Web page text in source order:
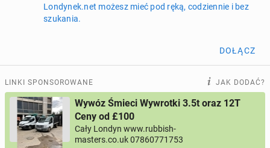
Oferta i cennik ogłoszeń
ogłoszenia online
PROFILE KANDYDATÓW 304 profile online
USŁUGI 166
Londynek.net możesz mieć pod ręką, codziennie i bez
szukania.
DOŁĄCZ
LINKI SPONSOROWANE JAK DODAĆ?
Wywóz Śmieci Wywrotki 3.5t oraz 12T
Ceny od £100
Cały Londyn www.rubbish-
masters.co.uk 07860771753